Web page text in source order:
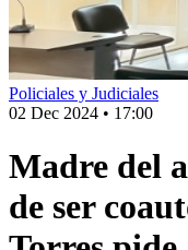
Policiales y Judiciales
02 Dec 2024 • 17:00
Madre del
de ser